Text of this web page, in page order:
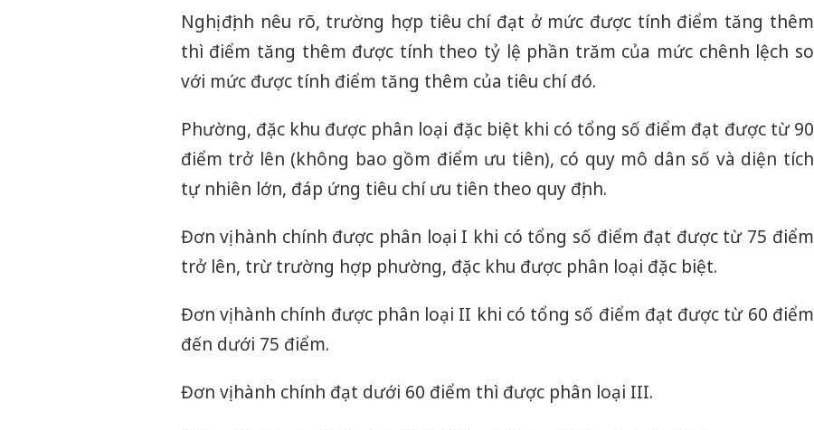
Nghị định nêu rõ, trường hợp tiêu chí đạt ở mức được tính điểm tăng thêm
thì điểm tăng thêm được tính theo tỷ lệ phần trăm của mức chênh lệch so
với mức được tính điểm tăng thêm của tiêu chí đó.
Phường, đặc khu được phân loại đặc biệt khi có tổng số điểm đạt được từ 90
điểm trở lên (không bao gồm điểm ưu tiên), có quy mô dân số và diện tích
tự nhiên lớn, đáp ứng tiêu chí ưu tiên theo quy định.
Đơn vị hành chính được phân loại I khi có tổng số điểm đạt được từ 75 điểm
trở lên, trừ trường hợp phường, đặc khu được phân loại đặc biệt.
Đơn vị hành chính được phân loại II khi có tổng số điểm đạt được từ 60 điểm
đến dưới 75 điểm.
Đơn vị hành chính đạt dưới 60 điểm thì được phân loại III.